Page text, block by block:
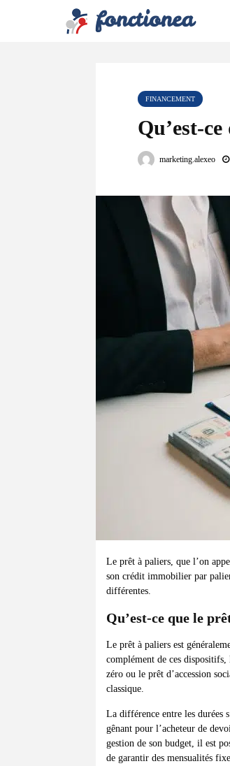
FINANCEMENT
Qu’est-
marketing.alexeo
Le prêt à paliers, que l’on
son crédit immobilier par
différentes.
Qu’est-ce que le
Le prêt à paliers est
complément de ces
zéro ou le prêt d’accession
classique.
La différence entre les durées
gênant pour l’acheteur de
gestion de son budget, il est
de garantir des mensualités